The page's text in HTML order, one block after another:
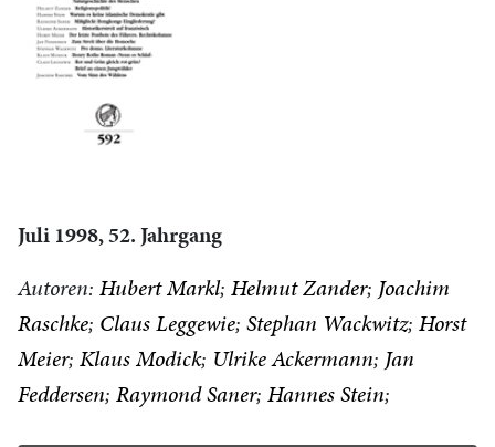
Juli 1998, 52. Jahrgang
Autoren: Hubert Markl Helmut Zander Joachim
Raschke Claus Leggewie Stephan Wackwitz Horst
Meier Klaus Modick Ulrike Ackermann Jan
Feddersen Raymond Saner Hannes Stein